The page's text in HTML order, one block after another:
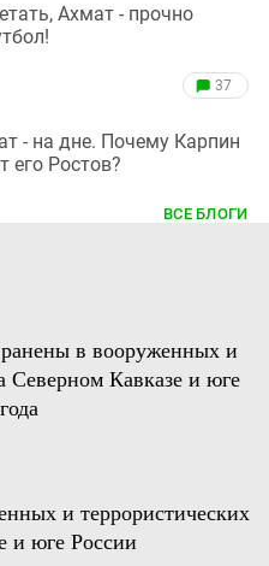
Ахмат - прочно
37
- на дне. Почему Карпин
его Ростов?
ВСЕ БЛОГИ
в вооруженных и
Северном Кавказе и юге
и террористических
и юге России